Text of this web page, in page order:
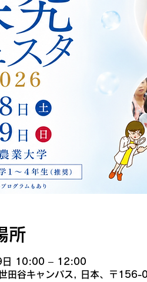
所
日 10:00 – 12:00
田谷キャンパス, 日本、〒156-